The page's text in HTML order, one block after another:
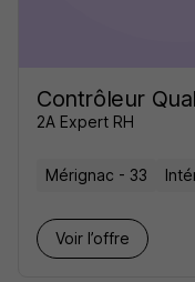
Contrôleur
2A Expert RH
Mérignac - 33
Voir l’offre